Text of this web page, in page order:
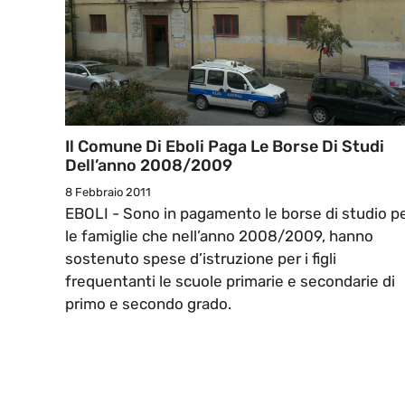
Il Comune Di Eboli Paga Le Borse Di Studi
Dell’anno 2008/2009
8 Febbraio 2011
EBOLI - Sono in pagamento le borse di studio
le famiglie che nell’anno 2008/2009, hanno
sostenuto spese d’istruzione per i figli
frequentanti le scuole primarie e secondarie di
primo e secondo grado.